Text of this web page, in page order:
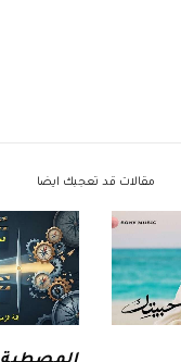
مقالات قد تعجبك ايضا